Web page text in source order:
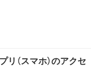
（スマホ）のアクセ